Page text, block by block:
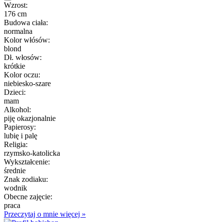
Wzrost:
176 cm
Budowa ciała:
normalna
Kolor włósów:
blond
Dł. włosów:
krótkie
Kolor oczu:
niebiesko-szare
Dzieci:
mam
Alkohol:
piję okazjonalnie
Papierosy:
lubię i palę
Religia:
rzymsko-katolicka
Wykształcenie:
średnie
Znak zodiaku:
wodnik
Obecne zajęcie:
praca
Przeczytaj o mnie więcej »